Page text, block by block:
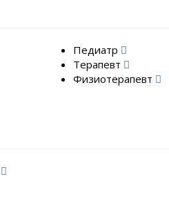
Педиатр
Терапевт
Физиотерапевт